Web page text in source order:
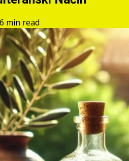
6 min read